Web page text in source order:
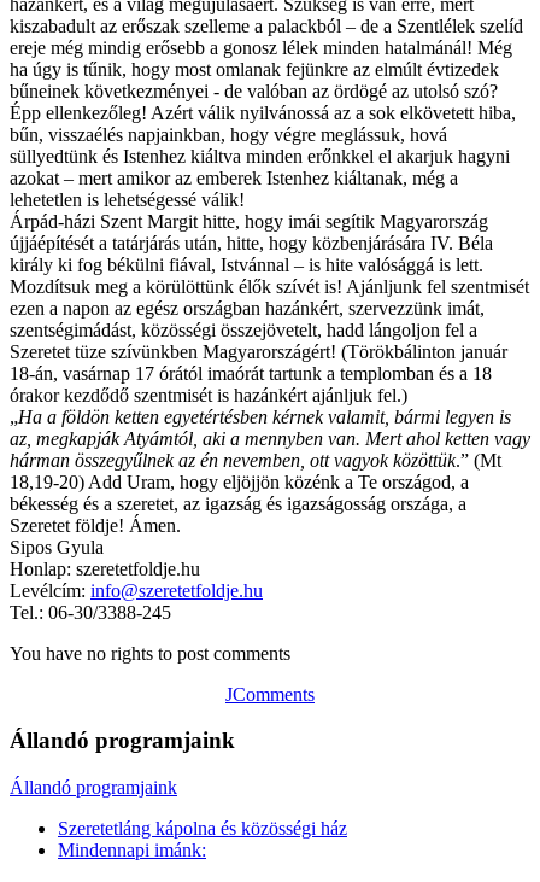
kiszabadult az erőszak szelleme a palackból – de a Szentlélek szelíd
ereje még mindig erősebb a gonosz lélek minden hatalmánál! Még
ha úgy is tűnik, hogy most omlanak fejünkre az elmúlt évtizedek
bűneinek következményei - de valóban az ördögé az utolsó szó?
Épp ellenkezőleg! Azért válik nyilvánossá az a sok elkövetett hiba,
bűn, visszaélés napjainkban, hogy végre meglássuk, hová
süllyedtünk és Istenhez kiáltva minden erőnkkel el akarjuk hagyni
azokat – mert amikor az emberek Istenhez kiáltanak, még a
lehetetlen is lehetségessé válik!
Árpád-házi Szent Margit hitte, hogy imái segítik Magyarország
újjáépítését a tatárjárás után, hitte, hogy közbenjárására IV. Béla
király ki fog békülni fiával, Istvánnal – is hite valósággá is lett.
Mozdítsuk meg a körülöttünk élők szívét is! Ajánljunk fel szentmisét
ezen a napon az egész országban hazánkért, szervezzünk imát,
szentségimádást, közösségi összejövetelt, hadd lángoljon fel a
Szeretet tüze szívünkben Magyarországért! (Törökbálinton január
18-án, vasárnap 17 órától imaórát tartunk a templomban és a 18
órakor kezdődő szentmisét is hazánkért ajánljuk fel.)
„Ha a földön ketten egyetértésben kérnek valamit, bármi legyen is
az, megkapják Atyámtól, aki a mennyben van. Mert ahol ketten vagy
hárman összegyűlnek az én nevemben, ott vagyok közöttük.” (Mt
18,19-20) Add Uram, hogy eljöjjön közénk a Te országod, a
békesség és a szeretet, az igazság és igazságosság országa, a
Szeretet földje! Ámen.
Sipos Gyula
Honlap: szeretetfoldje.hu
Levélcím: info@szeretetfoldje.hu
Tel.: 06-30/3388-245
You have no rights to post comments
JComments
Állandó programjaink
Állandó programjaink
Szeretetláng kápolna és közösségi ház
Mindennapi imánk: